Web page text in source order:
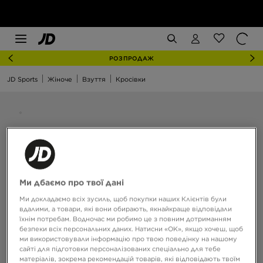
РОЗПРОДАЖ
JD Sports Жіноче Взуття Кросівки
Ми дбаємо про твої дані
Ми докладаємо всіх зусиль, щоб покупки наших Клієнтів були
вдалими, а товари, які вони обирають, якнайкраще відповідали
їхнім потребам. Водночас ми робимо це з повним дотриманням
безпеки всіх персональних даних. Натисни «OK», якщо хочеш, щоб
ми використовували інформацію про твою поведінку на нашому
сайті для підготовки персоналізованих спеціально для тебе
матеріалів, зокрема рекомендацій товарів, які відповідають твоїм